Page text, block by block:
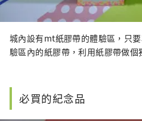
城內設有mt紙膠帶的體驗區，只
驗區內的紙膠帶，利用紙膠帶做個
必買的紀念品